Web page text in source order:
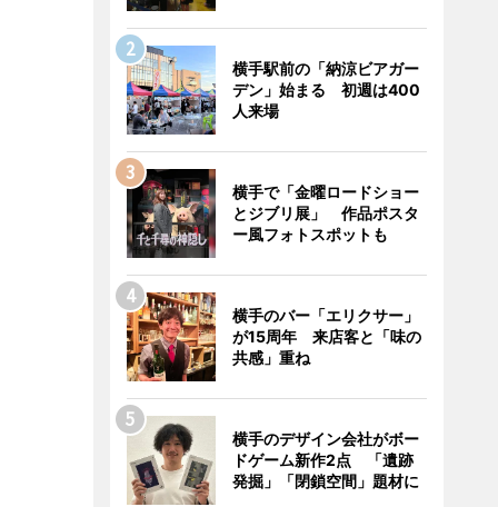
横手駅前の「納涼ビアガー
デン」始まる 初週は400
人来場
横手で「金曜ロードショー
とジブリ展」 作品ポスタ
ー風フォトスポットも
横手のバー「エリクサー」
が15周年 来店客と「味の
共感」重ね
横手のデザイン会社がボー
ドゲーム新作2点 「遺跡
発掘」「閉鎖空間」題材に